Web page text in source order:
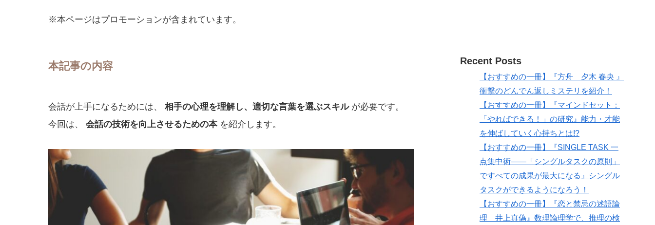
※本ページはプロモーションが含まれています。
本記事の内容
会話が上手になるためには、 相手の心理を理解し、適切な言葉を選ぶスキルが必要です。
今回は、 会話の技術を向上させるための本を紹介します。
Recent Posts
【おすすめの一冊】『方舟 夕木 春央 』
衝撃のどんでん返しミステリを紹介！
【おすすめの一冊】『マインドセット：
「やればできる！」の研究』能力・才能
を伸ばしていく心持ちとは!?
【おすすめの一冊】『SINGLE TASK 一
点集中術――「シングルタスクの原則」
ですべての成果が最大になる』シングル
タスクができるようになろう！
【おすすめの一冊】『恋と禁忌の述語論
理 井上真偽』数理論理学で、推理の検